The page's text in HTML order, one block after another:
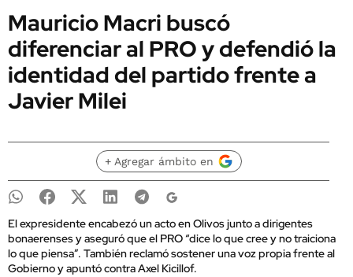
Mauricio Macri buscó
diferenciar al PRO y defendió la
identidad del partido frente a
Javier Milei
+ Agregar ámbito en
El expresidente encabezó un acto en Olivos junto a dirigentes
bonaerenses y aseguró que el PRO “dice lo que cree y no traiciona
lo que piensa”. También reclamó sostener una voz propia frente al
Gobierno y apuntó contra Axel Kicillof.